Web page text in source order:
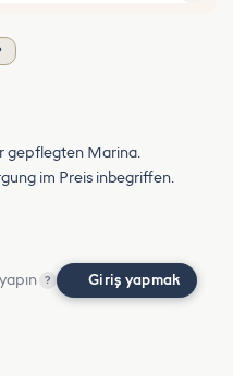
gepflegten Marina.
im Preis inbegriffen.
? Giriş yapmak